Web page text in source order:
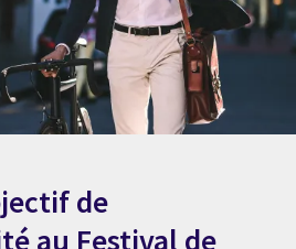
de
au Festival de